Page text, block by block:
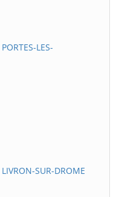
LES-
SUR-DROME